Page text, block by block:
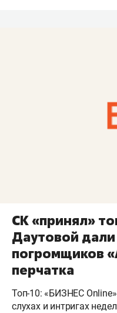
СК «принял»
Даутовой
погромщиков
перчатка
Топ-10: «БИЗНЕС
слухах и интригах